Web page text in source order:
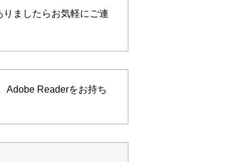
ましたらお気軽にご連
Adobe Readerをお持ち